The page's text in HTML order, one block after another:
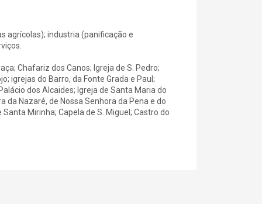
agrícolas); industria (panificação e
Chafariz dos Canos; Igreja de S. Pedro;
igrejas do Barro, da Fonte Grada e Paul;
dos Alcaides; Igreja de Santa Maria do
da Nazaré, de Nossa Senhora da Pena e do
Mirinha; Capela de S. Miguel; Castro do